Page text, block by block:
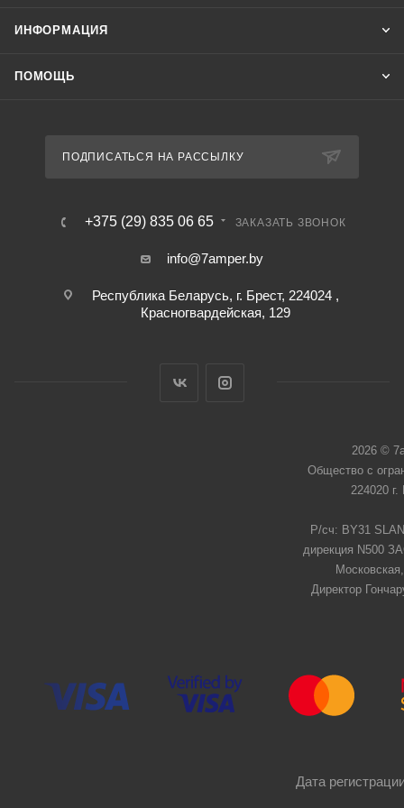
ИНФОРМАЦИЯ
ПОМОЩЬ
ПОДПИСАТЬСЯ НА РАССЫЛКУ
+375 (29) 835 06 65 ЗАКАЗАТЬ ЗВОНОК
info@7amper.by
Республика Беларусь, г. Брест, 224024 ,
Красногвардейская, 129
2026 ©
Общество с
224020
Р/сч: BY31
дирекция N500
Директор
Дата